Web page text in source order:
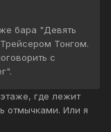
бара "Девять
Тонгом.
с
где лежит
отмычками. Или я